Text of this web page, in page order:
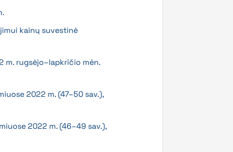
kainų suvestinė
m. rugsėjo–lapkričio mėn.
2022 m. (47–50 sav.),
2022 m. (46–49 sav.),